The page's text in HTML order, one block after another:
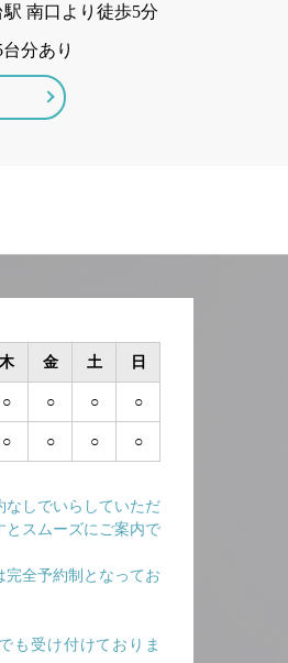
南口より徒歩5分
分あり
木 金 土 日
○ ○ ○ ○
○ ○ ○ ○
なしでいらしていただ
とスムーズにご案内で
全予約制となってお
も受け付けておりま